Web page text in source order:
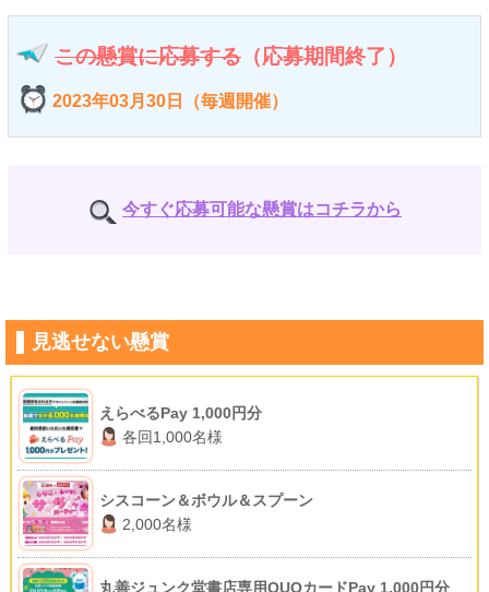
この懸賞に応募する （応募期間終了）
2023年03月30日（毎週開催）
今すぐ応募可能な懸賞はコチラから
見逃せない懸賞
えらべるPay 1,000円分
各回1,000名様
シスコーン＆ボウル＆スプーン
2,000名様
丸善ジュンク堂書店専用QUOカードPay 1,000円分